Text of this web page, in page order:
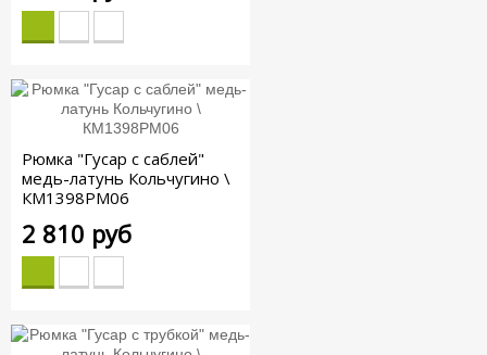
Рюмка "Гусар с саблей"
медь-латунь Кольчугино \
КМ1398РМ06
2 810 руб